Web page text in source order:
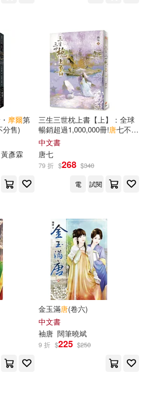
塞(25)
(24)
唐池子(24)
芙(24)
(24) まれお(23)
咨詢有限公司北京分
(23)
唐靉(23)
文物出版社(23)
王覺仁(23)
（唐）孫思邈(23)
版社(132)
(131)
出版社(129)
司(128)
(128)
(126)
版社(126)
複刻文化(126)
(126)
摩爾第
分售)
黃彥霖
三生三世枕上書【上】：全球
暢銷超過1,000,000冊!唐七不朽
經典全新修訂上市!
中文書
唐七
79 折 $268 $340
電
試閱
金玉滿唐(卷六)
中文書
袖唐 闊筆曉斌
9 折 $225 $250